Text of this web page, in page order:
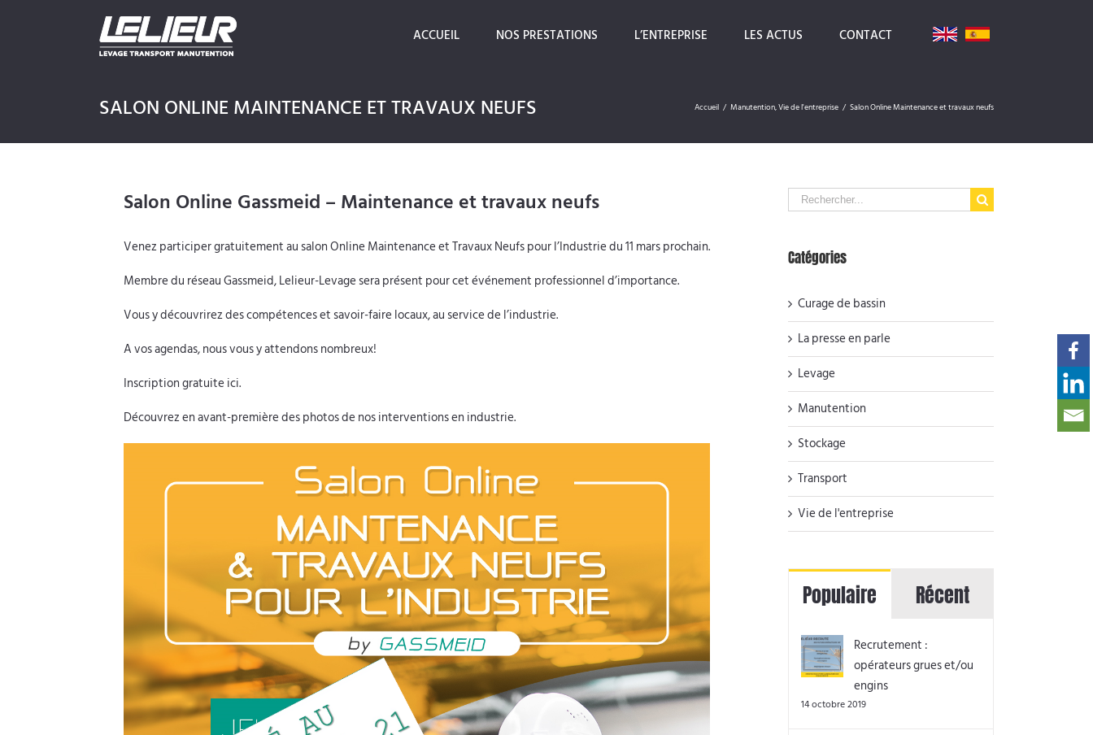
ACCUEIL NOS PRESTATIONS L’ENTREPRISE LES ACTUS CONTACT
SALON ONLINE MAINTENANCE ET TRAVAUX NEUFS Accueil / Manutention,Vie de l'entreprise / Salon Online Maintenance et travaux neufs
Salon Online Gassmeid – Maintenance et travaux neufs
Venez participer gratuitement au salon Online Maintenance et Travaux Neufs pour l’Industrie du 11 mars prochain.
Membre du réseau Gassmeid, Lelieur-Levage sera présent pour cet événement professionnel d’importance.
Vous y découvrirez des compétences et savoir-faire locaux, au service de l’industrie.
A vos agendas, nous vous y attendons nombreux!
Inscription gratuite ici.
Découvrez en avant-première desphotos de nos interventions en industrie.
Search
for:
Catégories
Curage de bassin
La presse en parle
Levage
Manutention
Stockage
Transport
Vie de l'entreprise
Populaire Récent
Recrutement :
opérateurs grues et/ou
engins
14 octobre 2019